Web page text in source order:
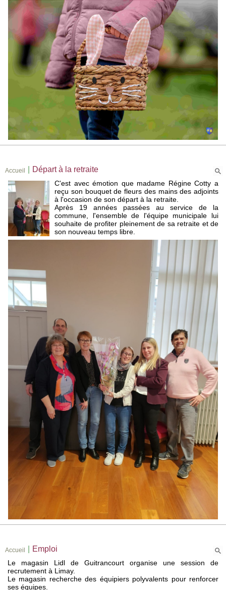
Accueil Départ à la retraite
C'est avec émotion que madame Régine Cotty a
reçu son bouquet de fleurs des mains des adjoints
à l'occasion de son départ à la retraite.
Après 19 années passées au service de la
commune, l'ensemble de l'équipe municipale lui
souhaite de profiter pleinement de sa retraite et de
son nouveau temps libre.
Accueil Emploi
Le magasin Lidl de Guitrancourt organise une session de
recrutement à Limay.
Le magasin recherche des équipiers polyvalents pour renforcer
ses équipes.